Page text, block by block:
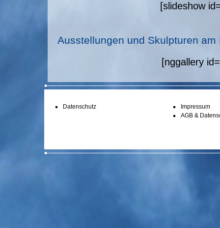
[slideshow
Ausstellungen und Skulpturen am
[nggallery
Datenschutz
Impressum
AGB &